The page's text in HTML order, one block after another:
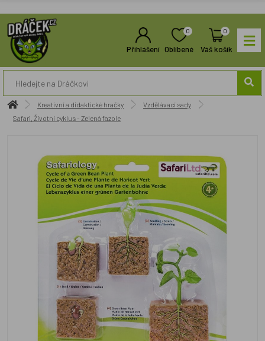
Přihlášení
0
Oblíbené
0
Váš košík
Kreativní a didaktické hračky
Vzdělávací sady
Safari, Životní cyklus - Zelená fazole